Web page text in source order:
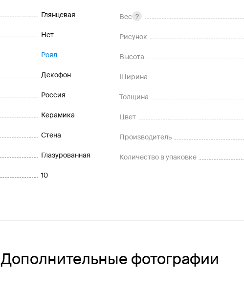
Глянцевая
Нет
Роял
Декофон
Россия
Керамика
Стена
Глазурованная
10
Вес
Рисунок
Высота
Ширина
Толщина
Цвет
Производитель
Количество в упаковке
Дополнительные фотографии